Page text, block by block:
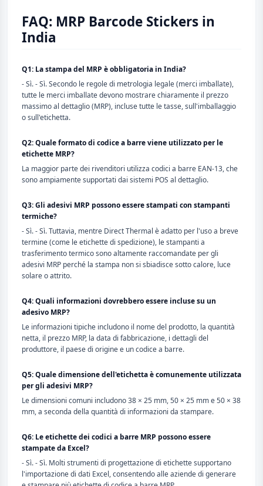
FAQ: MRP Barcode Stickers in
India
Q1: La stampa del MRP è obbligatoria in India?
- Sì. - Sì. Secondo le regole di metrologia legale (merci imballate),
tutte le merci imballate devono mostrare chiaramente il prezzo
massimo al dettaglio (MRP), incluse tutte le tasse, sull'imballaggio
o sull'etichetta.
Q2: Quale formato di codice a barre viene utilizzato per le
etichette MRP?
La maggior parte dei rivenditori utilizza codici a barre EAN-13, che
sono ampiamente supportati dai sistemi POS al dettaglio.
Q3: Gli adesivi MRP possono essere stampati con stampanti
termiche?
- Sì. - Sì. Tuttavia, mentre Direct Thermal è adatto per l'uso a breve
termine (come le etichette di spedizione), le stampanti a
trasferimento termico sono altamente raccomandate per gli
adesivi MRP perché la stampa non si sbiadisce sotto calore, luce
solare o attrito.
Q4: Quali informazioni dovrebbero essere incluse su un
adesivo MRP?
Le informazioni tipiche includono il nome del prodotto, la quantità
netta, il prezzo MRP, la data di fabbricazione, i dettagli del
produttore, il paese di origine e un codice a barre.
Q5: Quale dimensione dell'etichetta è comunemente utilizzata
per gli adesivi MRP?
Le dimensioni comuni includono 38 × 25 mm, 50 × 25 mm e 50 × 38
mm, a seconda della quantità di informazioni da stampare.
Q6: Le etichette dei codici a barre MRP possono essere
stampate da Excel?
- Sì. - Sì. Molti strumenti di progettazione di etichette supportano
l'importazione di dati Excel, consentendo alle aziende di generare